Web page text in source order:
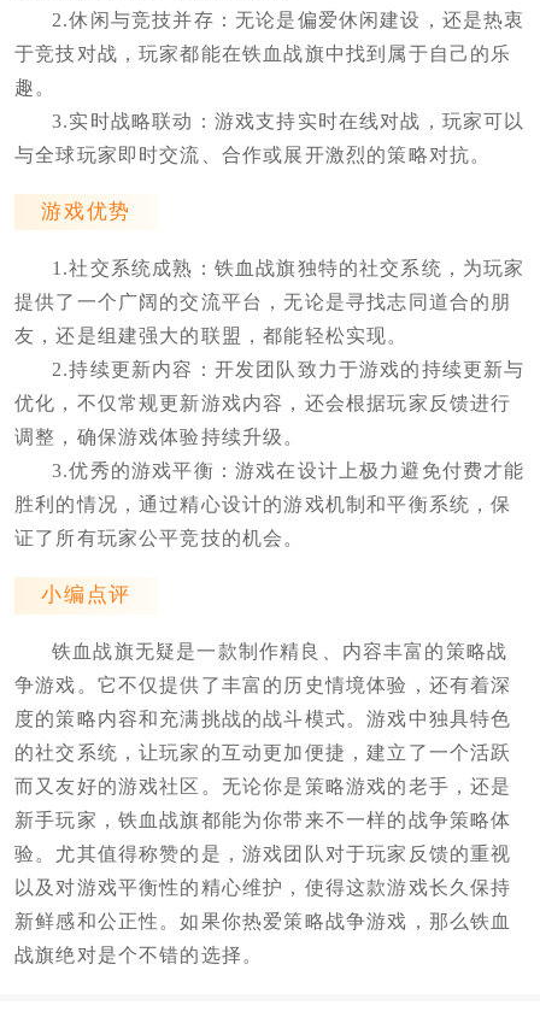
2.休闲与竞技并存：无论是偏爱休闲建设，还是热衷
于竞技对战，玩家都能在铁血战旗中找到属于自己的乐
趣。
3.实时战略联动：游戏支持实时在线对战，玩家可以
与全球玩家即时交流、合作或展开激烈的策略对抗。
游戏优势
1.社交系统成熟：铁血战旗独特的社交系统，为玩家
提供了一个广阔的交流平台，无论是寻找志同道合的朋
友，还是组建强大的联盟，都能轻松实现。
2.持续更新内容：开发团队致力于游戏的持续更新与
优化，不仅常规更新游戏内容，还会根据玩家反馈进行
调整，确保游戏体验持续升级。
3.优秀的游戏平衡：游戏在设计上极力避免付费才能
胜利的情况，通过精心设计的游戏机制和平衡系统，保
证了所有玩家公平竞技的机会。
小编点评
铁血战旗无疑是一款制作精良、内容丰富的策略战
争游戏。它不仅提供了丰富的历史情境体验，还有着深
度的策略内容和充满挑战的战斗模式。游戏中独具特色
的社交系统，让玩家的互动更加便捷，建立了一个活跃
而又友好的游戏社区。无论你是策略游戏的老手，还是
新手玩家，铁血战旗都能为你带来不一样的战争策略体
验。尤其值得称赞的是，游戏团队对于玩家反馈的重视
以及对游戏平衡性的精心维护，使得这款游戏长久保持
新鲜感和公正性。如果你热爱策略战争游戏，那么铁血
战旗绝对是个不错的选择。